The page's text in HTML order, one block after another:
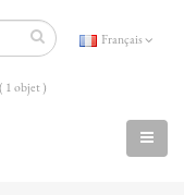
Français
1 objet )